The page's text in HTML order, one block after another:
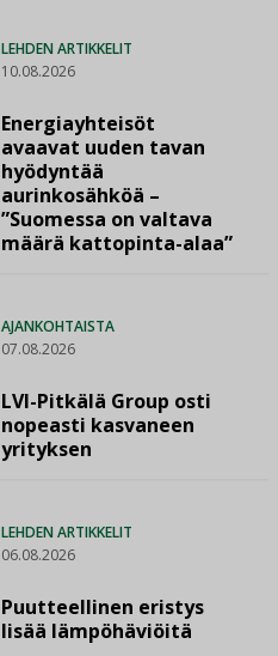
LEHDEN ARTIKKELIT
10.08.2026
Energiayhteisöt
avaavat uuden tavan
hyödyntää
aurinkosähköä –
”Suomessa on valtava
määrä kattopinta-alaa”
AJANKOHTAISTA
07.08.2026
LVI-Pitkälä Group osti
nopeasti kasvaneen
yrityksen
LEHDEN ARTIKKELIT
06.08.2026
Puutteellinen eristys
lisää lämpöhäviöitä